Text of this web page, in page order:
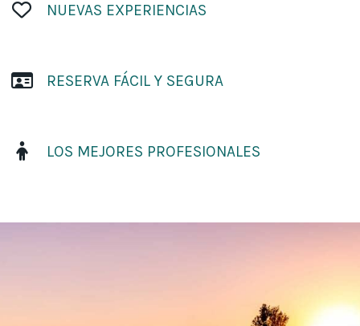
NUEVAS EXPERIENCIAS
RESERVA FÁCIL Y SEGURA
LOS MEJORES PROFESIONALES